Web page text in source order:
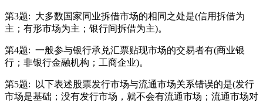
第3题: 大多数国家同业拆借市场的相同之处是(信用拆借为
主；有形市场为主；银行间拆借为主)。
第4题: 一般参与银行承兑汇票贴现市场的交易者有(商业银
行；非银行金融机构；工商企业)。
第5题:
以下表述股票发行市场与流通市场关系错误的是(发行
市场是基础；没有发行市场，就不会有流通市场；流通市场对